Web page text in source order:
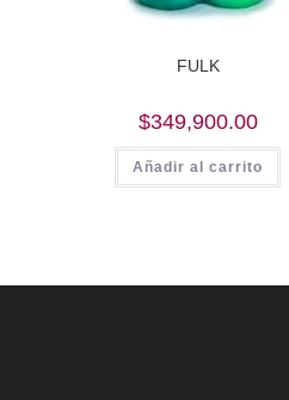
FULK
$349,900.00
Añadir al carrito